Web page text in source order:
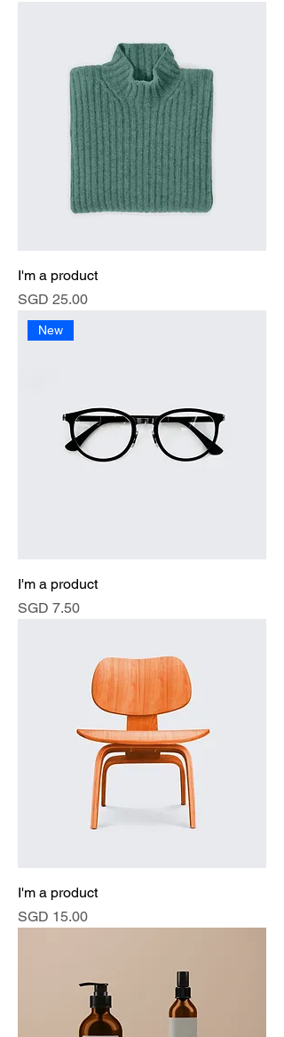
I'm a product
價格
SGD 25.00
New
I'm a product
價格
SGD 7.50
I'm a product
價格
SGD 15.00